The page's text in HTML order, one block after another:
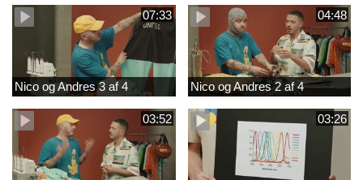
07:33
Nico og Andres 3 af 4
04:48
Nico og Andres 2 af 4
03:52 03:26